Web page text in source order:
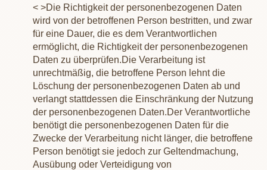
< >Die Richtigkeit der personenbezogenen Daten
wird von der betroffenen Person bestritten, und zwar
für eine Dauer, die es dem Verantwortlichen
ermöglicht, die Richtigkeit der personenbezogenen
Daten zu überprüfen.Die Verarbeitung ist
unrechtmäßig, die betroffene Person lehnt die
Löschung der personenbezogenen Daten ab und
verlangt stattdessen die Einschränkung der Nutzung
der personenbezogenen Daten.Der Verantwortliche
benötigt die personenbezogenen Daten für die
Zwecke der Verarbeitung nicht länger, die betroffene
Person benötigt sie jedoch zur Geltendmachung,
Ausübung oder Verteidigung von